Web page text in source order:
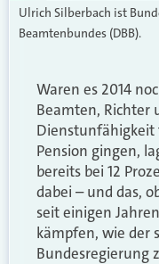
Ulrich Silberbach ist
Beamtenbundes (DBB).
Waren es 2014
Beamten, Richter
Dienstunfähigkeit
Pension gingen,
bereits bei 12
dabei – und das,
seit einigen
kämpfen, wie der
Bundesregierung